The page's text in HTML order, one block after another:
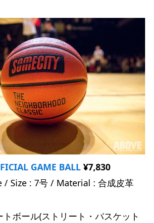
GAME BALL¥7,830
/ Size : 7号 / Material : 合成皮革
ボール(ストリート・バスケット